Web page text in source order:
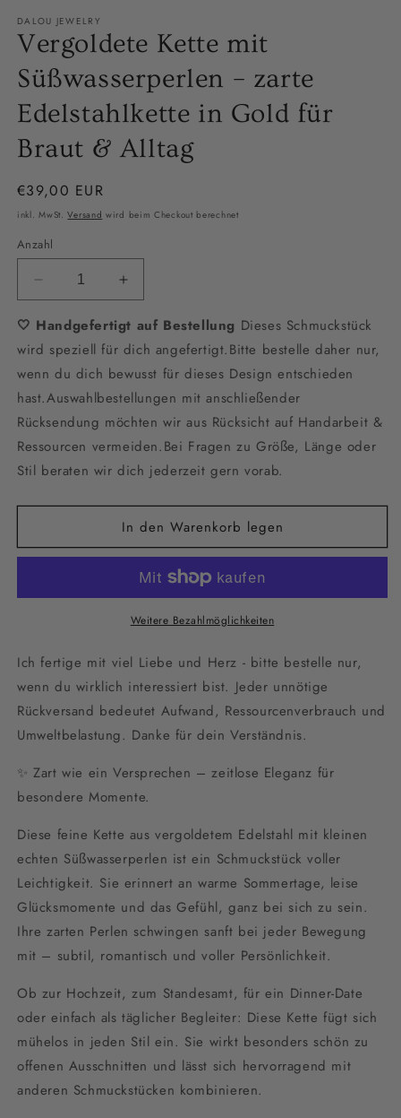
DALOU JEWELRY
Vergoldete Kette mit
Süßwasserperlen – zarte
Edelstahlkette in Gold für
Braut & Alltag
Normaler
Preis
€39,00 EUR
inkl. MwSt.Versand wird beim Checkout berechnet
Anzahl
Verringere
die
Menge
für
Vergoldete
Kette
mit
Süßwasserperlen
zarte
Edelstahlkette
Braut
Erhöhe
die
Menge
für
Vergoldete
Kette
mit
Süßwasserperlen
zarte
Edelstahlkette
für
Braut
&amp;
Alltag
🤍 Handgefertigt auf Bestellung Dieses Schmuckstück
wird speziell für dich angefertigt.Bitte bestelle daher nur,
wenn du dich bewusst für dieses Design entschieden
hast.Auswahlbestellungen mit anschließender
Rücksendung möchten wir aus Rücksicht auf Handarbeit &
Ressourcen vermeiden.Bei Fragen zu Größe, Länge oder
Stil beraten wir dich jederzeit gern vorab.
In den Warenkorb legen
Weitere Bezahlmöglichkeiten
Ich fertige mit viel Liebe und Herz - bitte bestelle nur,
wenn du wirklich interessiert bist. Jeder unnötige
Rückversand bedeutet Aufwand, Ressourcenverbrauch und
Umweltbelastung. Danke für dein Verständnis.
✨ Zart wie ein Versprechen – zeitlose Eleganz für
besondere Momente.
Diese feine Kette aus vergoldetem Edelstahl mit kleinen
echten Süßwasserperlen ist ein Schmuckstück voller
Leichtigkeit. Sie erinnert an warme Sommertage, leise
Glücksmomente und das Gefühl, ganz bei sich zu sein.
Ihre zarten Perlen schwingen sanft bei jeder Bewegung
mit – subtil, romantisch und voller Persönlichkeit.
Ob zur Hochzeit, zum Standesamt, für ein Dinner-Date
oder einfach als täglicher Begleiter: Diese Kette fügt sich
mühelos in jeden Stil ein. Sie wirkt besonders schön zu
offenen Ausschnitten und lässt sich hervorragend mit
anderen Schmuckstücken kombinieren.